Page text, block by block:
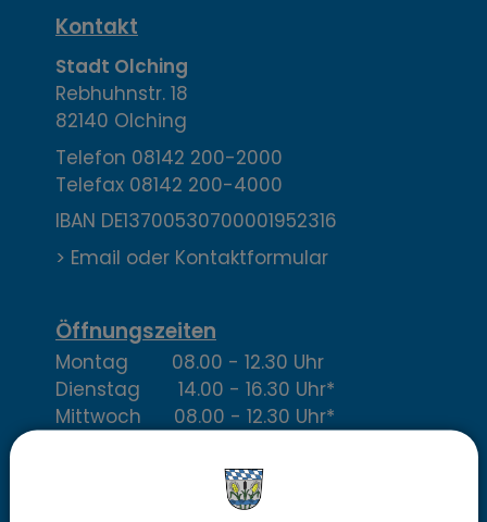
K
o
n
t
a
k
,
Ö
f
Kontakt
Stadt Olching
Rebhuhnstr. 18
82140 Olching
Telefon 08142 200-2000
Telefax 08142 200-4000
IBAN DE13700530700001952316
> Email oder Kontaktformular
Öffnungszeiten
Montag 08.00 - 12.30 Uhr
Dienstag 14.00 - 16.30 Uhr*
Mittwoch 08.00 - 12.30 Uhr*
Freitag 08.00 - 12.30 Uhr*